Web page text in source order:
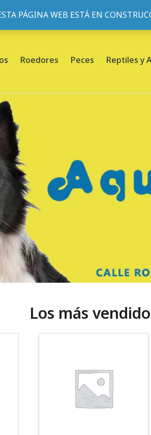
PÁGINA WEB ESTÁ EN
L'Eixample, 08013 Barcelona |Sobre
Roedores Peces Reptiles y
Los más